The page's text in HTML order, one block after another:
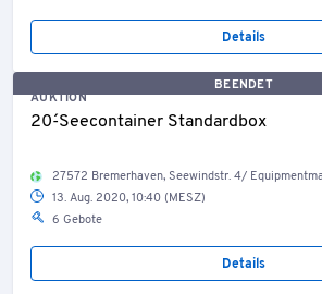
Details
BEENDET
AUKTION
20´-Seecontainer Standardbox
27572 Bremerhaven, Seewindstr. 4/ Equipmentmanagement
13. Aug. 2020, 10:40 (MESZ)
6 Gebote
Details